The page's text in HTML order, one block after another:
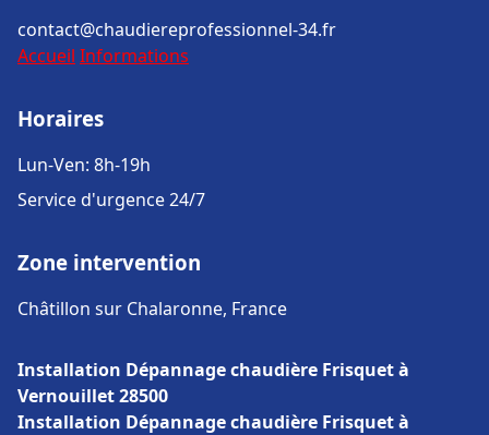
contact@chaudiereprofessionnel-34.fr
Accueil Informations
Horaires
Lun-Ven: 8h-19h
Service d'urgence 24/7
Zone intervention
Châtillon sur Chalaronne, France
Installation Dépannage chaudière Frisquet à
Vernouillet 28500
Installation Dépannage chaudière Frisquet à